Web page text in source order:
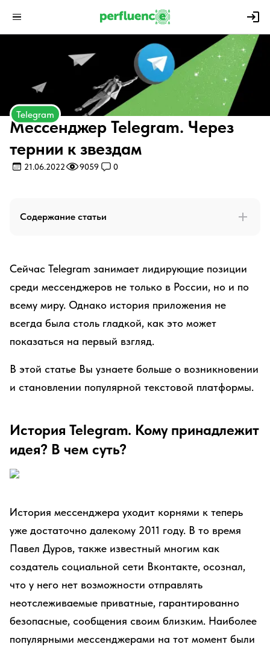
Telegram
Мессенджер Telegram. Через
тернии к звездам
21.06.2022 9059 0
Содержание статьи
Сейчас Telegram занимает лидирующие позиции
среди мессенджеров не только в России, но и по
всему миру. Однако история приложения не
всегда была столь гладкой, как это может
показаться на первый взгляд.
В этой статье Вы узнаете больше о возникновении
и становлении популярной текстовой платформы.
История Telegram. Кому принадлежит
идея? В чем суть?
История мессенджера уходит корнями к теперь
уже достаточно далекому 2011 году. В то время
Павел Дуров, также известный многим как
создатель социальной сети Вконтакте, осознал,
что у него нет возможности отправлять
неотслеживаемые приватные, гарантированно
безопасные, сообщения своим близким. Наиболее
популярными мессенджерами на тот момент были